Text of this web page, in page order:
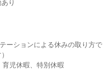
り
ーションによる休みの取り方で
児休暇、特別休暇